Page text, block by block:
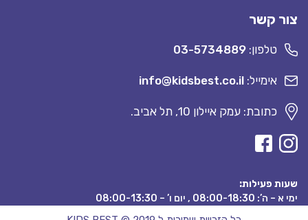
צור קשר
טלפון: 03-5734889
אימייל: info@kidsbest.co.il
כתובת: עמק איילון 10, תל אביב.
שעות פעילות:
ימי א – ה’: 08:00-18:30 , יום ו’ – 08:00-13:30